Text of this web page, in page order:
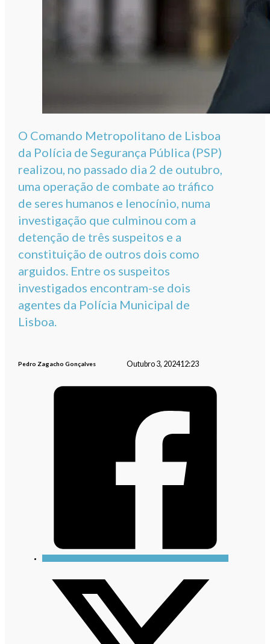
O Comando Metropolitano de Lisboa
da Polícia de Segurança Pública (PSP)
realizou, no passado dia 2 de outubro,
uma operação de combate ao tráfico
de seres humanos e lenocínio, numa
investigação que culminou com a
detenção de três suspeitos e a
constituição de outros dois como
arguidos. Entre os suspeitos
investigados encontram-se dois
agentes da Polícia Municipal de
Lisboa.
Pedro Zagacho Gonçalves Outubro 3, 202412:23